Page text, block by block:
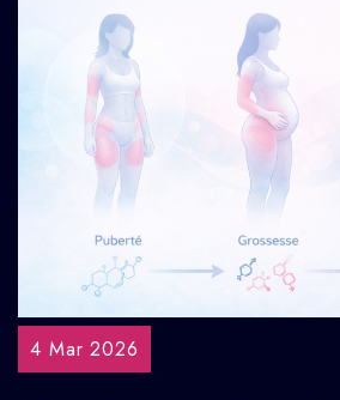
4 Mar 2026